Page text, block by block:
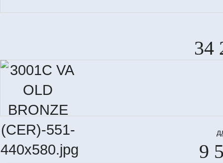
34
9